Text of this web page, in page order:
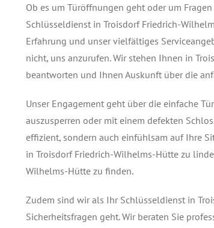
Ob es um Türöffnungen geht oder um
Schlüsseldienst in Troisdorf Friedrich-
Erfahrung und unser vielfältiges
nicht, uns anzurufen. Wir stehen Ihnen in
beantworten und Ihnen Auskunft über die
Unser Engagement geht über die einfache
auszusperren oder mit einem defekten
effizient, sondern auch einfühlsam auf Ihre
in Troisdorf Friedrich-Wilhelms-Hütte zu
Wilhelms-Hütte zu finden.
Zudem sind wir als Ihr Schlüsseldienst in
Sicherheitsfragen geht. Wir beraten Sie